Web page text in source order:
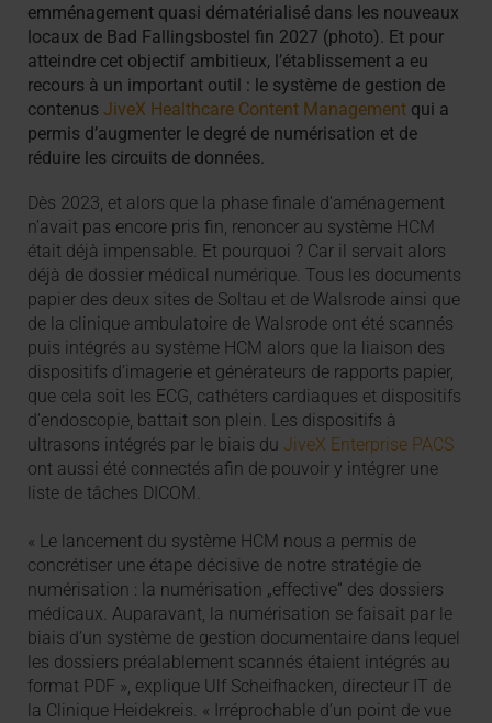
emménagement quasi dématérialisé dans les nouveaux
locaux de Bad Fallingsbostel fin 2027 (photo). Et pour
atteindre cet objectif ambitieux, l’établissement a eu
recours à un important outil : le système de gestion de
contenusJiveX Healthcare Content Management qui a
permis d’augmenter le degré de numérisation et de
réduire les circuits de données.
Dès 2023, et alors que la phase finale d’aménagement
n’avait pas encore pris fin, renoncer au système HCM
était déjà impensable. Et pourquoi ? Car il servait alors
déjà de dossier médical numérique. Tous les documents
papier des deux sites de Soltau et de Walsrode ainsi que
de la clinique ambulatoire de Walsrode ont été scannés
puis intégrés au système HCM alors que la liaison des
dispositifs d’imagerie et générateurs de rapports papier,
que cela soit les ECG, cathéters cardiaques et dispositifs
d’endoscopie, battait son plein. Les dispositifs à
ultrasons intégrés par le biais duJiveX Enterprise PACS
ont aussi été connectés afin de pouvoir y intégrer une
liste de tâches DICOM.
« Le lancement du système HCM nous a permis de
concrétiser une étape décisive de notre stratégie de
numérisation : la numérisation „effective“ des dossiers
médicaux. Auparavant, la numérisation se faisait par le
biais d’un système de gestion documentaire dans lequel
les dossiers préalablement scannés étaient intégrés au
format PDF », explique Ulf Scheifhacken, directeur IT de
la Clinique Heidekreis. « Irréprochable d’un point de vue